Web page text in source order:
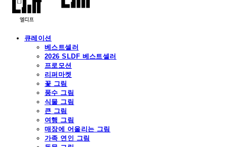
큐레이션
베스트셀러
2026 SLDF 베스트셀러
프로모션
리퍼마켓
꽃 그림
풍수 그림
식물 그림
큰 그림
여행 그림
매장에 어울리는 그림
가족 연인 그림